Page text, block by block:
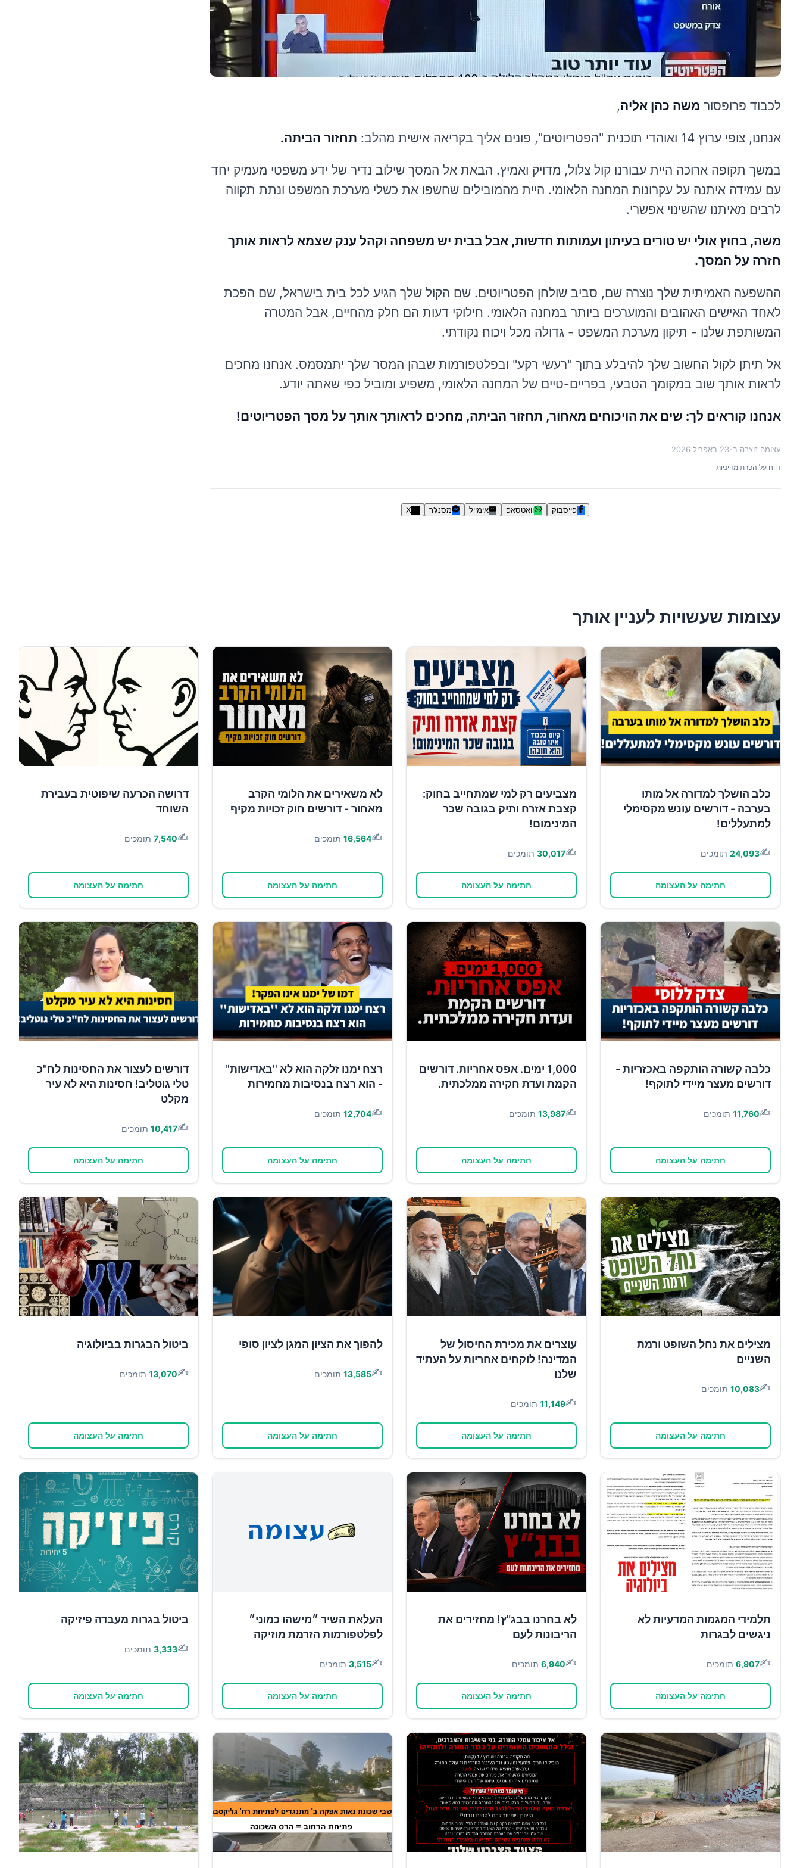
לכבוד פרופסור משה כהן אליה,
אנחנו, צופי ערוץ 14 ואוהדי תוכנית "הפטריוטים", פונים אליך בקריאה אישית מהלב: תחזור הביתה.
במשך תקופה ארוכה היית עבורנו קול צלול, מדויק ואמיץ. הבאת אל המסך שילוב נדיר של ידע משפטי מעמיק יחד
עם עמידה איתנה על עקרונות המחנה הלאומי. היית מהמובילים שחשפו את כשלי מערכת המשפט ונתת תקווה
לרבים מאיתנו שהשינוי אפשרי.
משה, בחוץ אולי יש טורים בעיתון ועמותות חדשות, אבל בבית יש משפחה וקהל ענק שצמא לראות אותך
חזרה על המסך.
ההשפעה האמיתית שלך נוצרה שם, סביב שולחן הפטריוטים. שם הקול שלך הגיע לכל בית בישראל, שם הפכת
לאחד האישים האהובים והמוערכים ביותר במחנה הלאומי. חילוקי דעות הם חלק מהחיים, אבל המטרה
המשותפת שלנו - תיקון מערכת המשפט - גדולה מכל ויכוח נקודתי.
אל תיתן לקול החשוב שלך להיבלע בתוך "רעשי רקע" ובפלטפורמות שבהן המסר שלך יתמסמס. אנחנו מחכים
לראות אותך שוב במקומך הטבעי, בפריים-טיים של המחנה הלאומי, משפיע ומוביל כפי שאתה יודע.
אנחנו קוראים לך: שים את הויכוחים מאחור, תחזור הביתה, מחכים לראותך אותך על מסך הפטריוטים!
עצומה נוצרה ב-23 באפריל 2026
דווח על הפרת מדיניות
פייסבוק וואטסאפ אימייל מסנג'ר X
עצומות שעשויות לעניין אותך
כלב הושלך למדורה אל מותו
בערבה - דורשים עונש מקסימלי
למתעללים!
✍️
24,093 תומכים
חתימה על העצומה
מצביעים רק למי שמתחייב בחוק:
קצבת אזרח ותיק בגובה שכר
המינימום!
✍️
30,017 תומכים
חתימה על העצומה
לא משאירים את הלומי הקרב
מאחור - דורשים חוק זכויות מקיף
✍️
16,564 תומכים
חתימה על העצומה
דרושה הכרעה שיפוטית בעבירת
השוחד
✍️
7,540 תומכים
חתימה על העצומה
כלבה קשורה הותקפה באכזריות -
דורשים מעצר מיידי לתוקף!
✍️
11,760 תומכים
חתימה על העצומה
1,000 ימים. אפס אחריות. דורשים
הקמת ועדת חקירה ממלכתית.
✍️
13,987 תומכים
חתימה על העצומה
רצח ימנו זלקה הוא לא ''באדישות''
- הוא רצח בנסיבות מחמירות
✍️
12,704 תומכים
חתימה על העצומה
דורשים לעצור את החסינות לח"כ
טלי גוטליב! חסינות היא לא עיר
מקלט
✍️
10,417 תומכים
חתימה על העצומה
מצילים את נחל השופט ורמת
השניים
✍️
10,083 תומכים
חתימה על העצומה
עוצרים את מכירת החיסול של
המדינה! לוקחים אחריות על העתיד
שלנו
✍️
11,149 תומכים
חתימה על העצומה
להפוך את הציון המגן לציון סופי
✍️
13,585 תומכים
חתימה על העצומה
ביטול הבגרות בביולוגיה
✍️
13,070 תומכים
חתימה על העצומה
תלמידי המגמות המדעיות לא
ניגשים לבגרות
✍️
6,907 תומכים
חתימה על העצומה
לא בחרנו בבג"ץ! מחזירים את
הריבונות לעם
✍️
6,940 תומכים
חתימה על העצומה
העלאת השיר ״מישהו כמוני״
לפלטפורמות הזרמת מוזיקה
✍️
3,515 תומכים
חתימה על העצומה
ביטול בגרות מעבדה פיזיקה
✍️
3,333 תומכים
חתימה על העצומה